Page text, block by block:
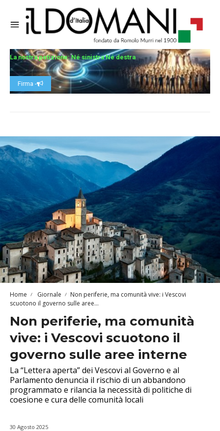
La nostra petizione: Né sinistra Né destra
Firma -
Home Giornale
Non periferie, ma comunità vive: i Vescovi
scuotono il governo sulle aree...
Non periferie, ma comunità
vive: i Vescovi scuotono il
governo sulle aree interne
La “Lettera aperta” dei Vescovi al Governo e al
Parlamento denuncia il rischio di un abbandono
programmato e rilancia la necessità di politiche di
coesione e cura delle comunità locali
30 Agosto 2025